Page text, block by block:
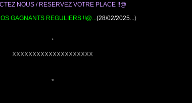
NOUS / RESERVEZ VOTRE PLACE !!@
GAGNANTS REGULIERS !!@...(28/02/2025...)
*
XXXXXXXXXXXXXXXXXXXX
*